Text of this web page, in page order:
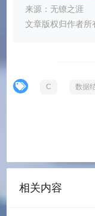
return
q->rear
q-
q-
}
int
int
int
puts(进
for
来源：无镣之涯
文章版权归作者所
C 数据
相关内容